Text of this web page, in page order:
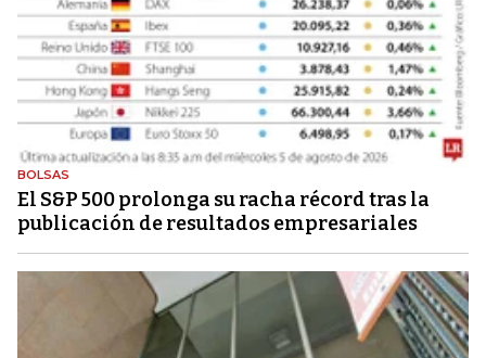
BOLSAS
El S&P 500 prolonga su racha récord tras la
publicación de resultados empresariales